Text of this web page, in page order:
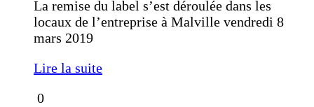
La remise du label s’est déroulée dans les
locaux de l’entreprise à Malville vendredi 8
mars 2019
Lire la suite
0